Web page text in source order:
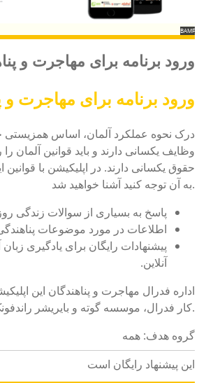
BAMF
ورود برنامه برای مهاجرت و
ورود برنامه برای مهاجرت و
درک نحوه عملکرد آلمان، اساس
وظایف یکسانی دارند و باید قوانین آلمان
حقوق یکسانی دارند. در اپلیکیشن با قوانین
به آن توجه کنید آشنا خواهید شد.
پاسخ به بسیاری از سوالات زندگی
اطلاعات در مورد موضوعات
پیشنهادات رایگان برای یادگیری
آنلاین.
اداره فدرال مهاجرت و پناهندگان این
کار فدرال، موسسه گوته و بایریشر راندفونک توسعه داده است.
گروه هدف: همه
این پیشنهاد رایگان است